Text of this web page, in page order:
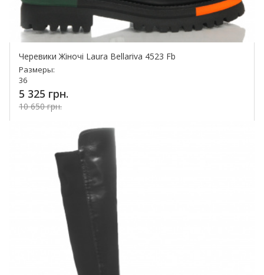
Черевики Жіночі Laura Bellariva 4523 Fb
Размеры:
36
5 325 грн.
10 650 грн.
Купить!